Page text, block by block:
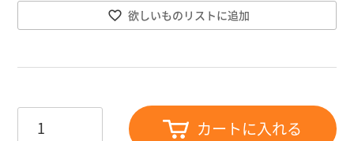
欲しいものリストに追加
カートに入れる